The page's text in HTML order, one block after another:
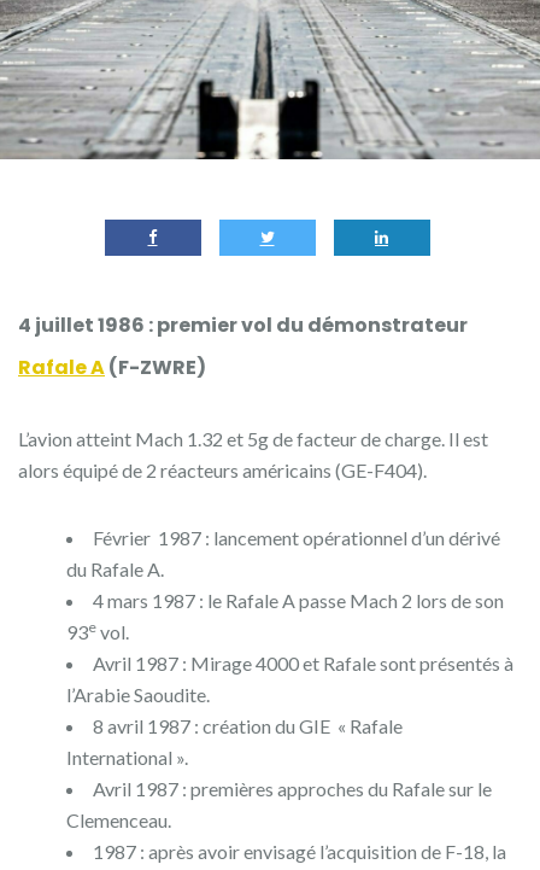
4 juillet 1986 : premier vol du démonstrateur
Rafale A(F-ZWRE)
L’avion atteint Mach 1.32 et 5g de facteur de charge. Il est
alors équipé de 2 réacteurs américains (GE-F404).
Février 1987 : lancement opérationnel d’un dérivé
du Rafale A.
4 mars 1987 : le Rafale A passe Mach 2 lors de son
93e vol.
Avril 1987 : Mirage 4000 et Rafale sont présentés à
l’Arabie Saoudite.
8 avril 1987 : création du GIE « Rafale
International ».
Avril 1987 : premières approches du Rafale sur le
Clemenceau.
1987 : après avoir envisagé l’acquisition de F-18, la